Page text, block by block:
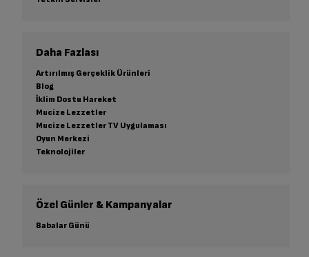
Daha Fazlası
Artırılmış Gerçeklik Ürünleri
Blog
İklim Dostu Hareket
Mucize Lezzetler
Mucize Lezzetler TV Uygulaması
Oyun Merkezi
Teknolojiler
Özel Günler & Kampanyalar
Babalar Günü